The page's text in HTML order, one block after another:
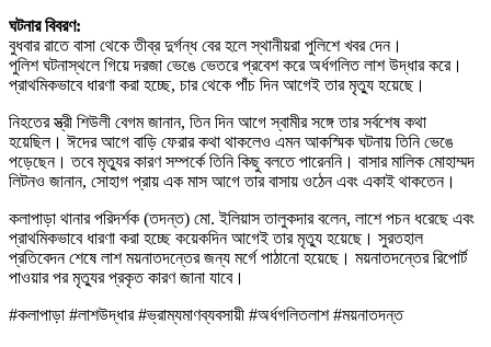
ঘটনার বিবরণ:
বুধবার রাতে বাসা থেকে তীব্র দুর্গন্ধ বের হলে স্থানীয়রা পুলিশে খবর দেন।
পুলিশ ঘটনাস্থলে গিয়ে দরজা ভেঙে ভেতরে প্রবেশ করে অর্ধগলিত লাশ উদ্ধার করে।
প্রাথমিকভাবে ধারণা করা হচ্ছে, চার থেকে পাঁচ দিন আগেই তার মৃত্যু হয়েছে।
নিহতের স্ত্রী শিউলী বেগম জানান, তিন দিন আগে স্বামীর সঙ্গে তার সর্বশেষ কথা
হয়েছিল। ঈদের আগে বাড়ি ফেরার কথা থাকলেও এমন আকস্মিক ঘটনায় তিনি ভেঙে
পড়েছেন। তবে মৃত্যুর কারণ সম্পর্কে তিনি কিছু বলতে পারেননি। বাসার মালিক মোহাম্মদ
লিটনও জানান, সোহাগ প্রায় এক মাস আগে তার বাসায় ওঠেন এবং একাই থাকতেন।
কলাপাড়া থানার পরিদর্শক (তদন্ত) মো. ইলিয়াস তালুকদার বলেন, লাশে পচন ধরেছে এবং
প্রাথমিকভাবে ধারণা করা হচ্ছে কয়েকদিন আগেই তার মৃত্যু হয়েছে। সুরতহাল
প্রতিবেদন শেষে লাশ ময়নাতদন্তের জন্য মর্গে পাঠানো হয়েছে। ময়নাতদন্তের রিপোর্ট
পাওয়ার পর মৃত্যুর প্রকৃত কারণ জানা যাবে।
#কলাপাড়া #লাশউদ্ধার #ভ্রাম্যমাণব্যবসায়ী #অর্ধগলিতলাশ #ময়নাতদন্ত